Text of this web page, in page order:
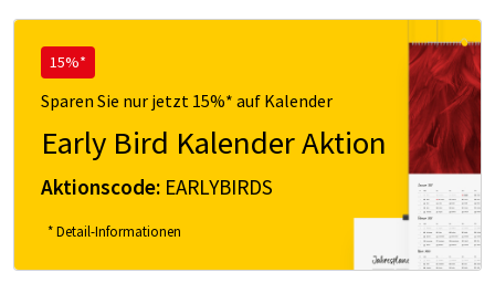
15%*
Sparen Sie nur jetzt 15%* auf Kalender
Early Bird Kalender Aktion
Aktionscode: EARLYBIRDS
* Detail-Informationen